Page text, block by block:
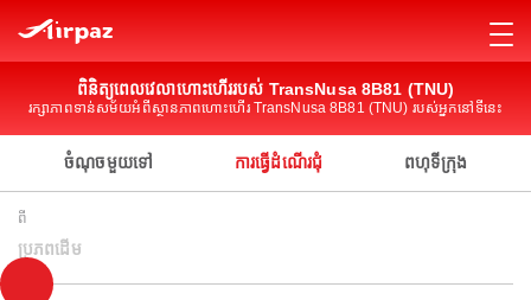
ពិនិត្យពេលវេលាហោះហើររបស់ TransNusa 8B81 (TNU)
រក្សាភាពទាន់សម័យអំពីស្ថានភាពហោះហើរ TransNusa 8B81 (TNU) របស់អ្នកនៅទីនេះ
ចំណុចមួយទៅ ការធ្វើដំណើរជុំ ពហុទីក្រុង
ពី
ប្រភពដើម